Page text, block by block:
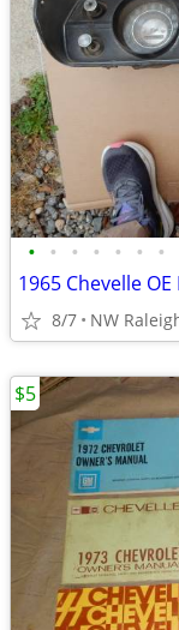
• • • • • • •
1965 Chevelle
8/7 NW
$5